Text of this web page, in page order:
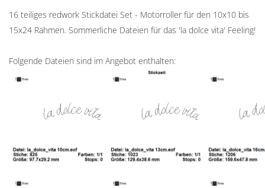
16 teiliges redwork Stickdatei Set - Motorroller für den 10x10 bis
15x24 Rahmen. Sommerliche Dateien für das 'la dolce vita' Feeling!
Folgende Dateien sind im Angebot enthalten: